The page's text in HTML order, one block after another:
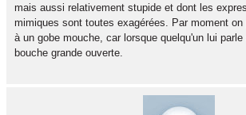
mais aussi relativement stupide et dont les
mimiques sont toutes exagérées. Par moment on
à un gobe mouche, car lorsque quelqu'un lui
bouche grande ouverte.